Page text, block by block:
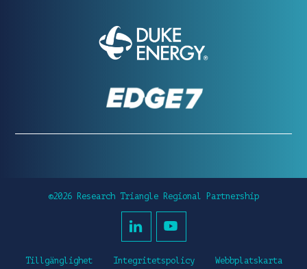
©2026 Research Triangle Regional Partnership
Tillgänglighet Integritetspolicy Webbplatskarta